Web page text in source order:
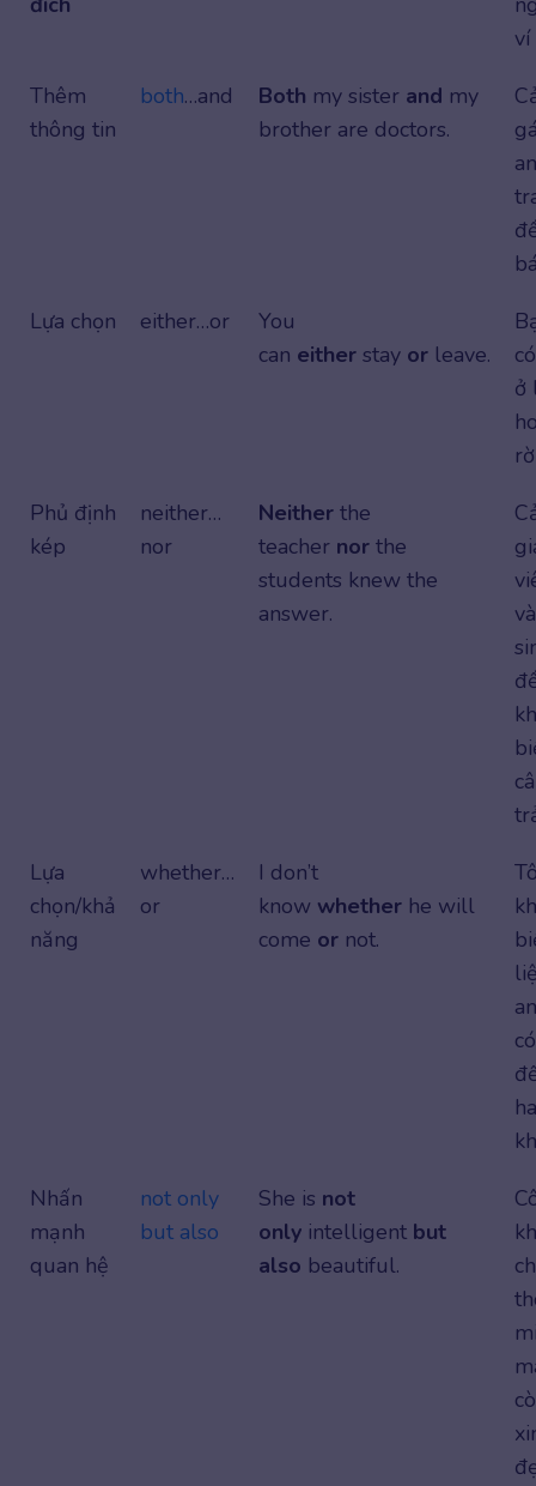
Thêm
thông tin
both…and Both my sister and my
brother are doctors.
Lựa chọn
either…or
You
can either stay or leave.
ở
Phủ định
kép
neither…
nor
Neither the
teacher nor the
students knew the
answer.
Lựa
chọn/khả
năng
whether…
or
I don’t
know whether he will
come or not.
có
Nhấn
mạnh
quan hệ
not only
but also
She is not
only intelligent but
also beautiful.